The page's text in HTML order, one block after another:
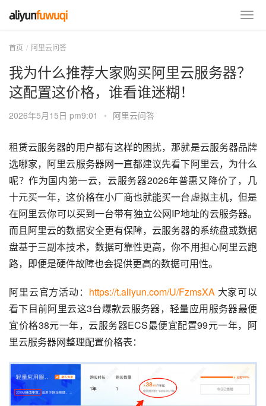
首页 阿里云问答
我为什么推荐大家购买阿里云服务器？
这配置这价格，谁看谁迷糊！
2026年5月15日 pm9:01 • 阿里云问答
租赁云服务器的用户都有这样的困扰，那就是云服务器品牌
选哪家，阿里云服务器网一直都建议先看下阿里云，为什么
呢？作为国内第一云，云服务器2026年普惠又降价了，几
十元买一年，这价格在小厂商也就能买一台虚拟主机，但是
在阿里云你可以买到一台带有独立公网IP地址的云服务器。
而且阿里云的数据安全更有保障，云服务器的系统盘或数据
盘基于三副本技术，数据可靠性更高，你不用担心阿里云跑
路，即便是硬件故障也会提供更高的数据可用性。
阿里云官方活动： https://t.aliyun.com/U/FzmsXA 大家可以
看下目前阿里云这3台爆款云服务器，轻量应用服务器最便
宜价格38元一年，云服务器ECS最便宜配置99元一年，阿
里云服务器网整理配置价格表：